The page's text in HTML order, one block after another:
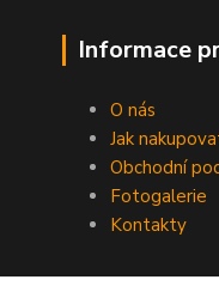
Informace
O nás
Jak
Obchodní
Fotogalerie
Kontakty